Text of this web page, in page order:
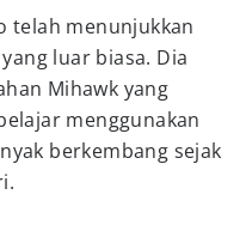
telah menunjukkan
luar biasa. Dia
Mihawk yang
menggunakan
berkembang sejak